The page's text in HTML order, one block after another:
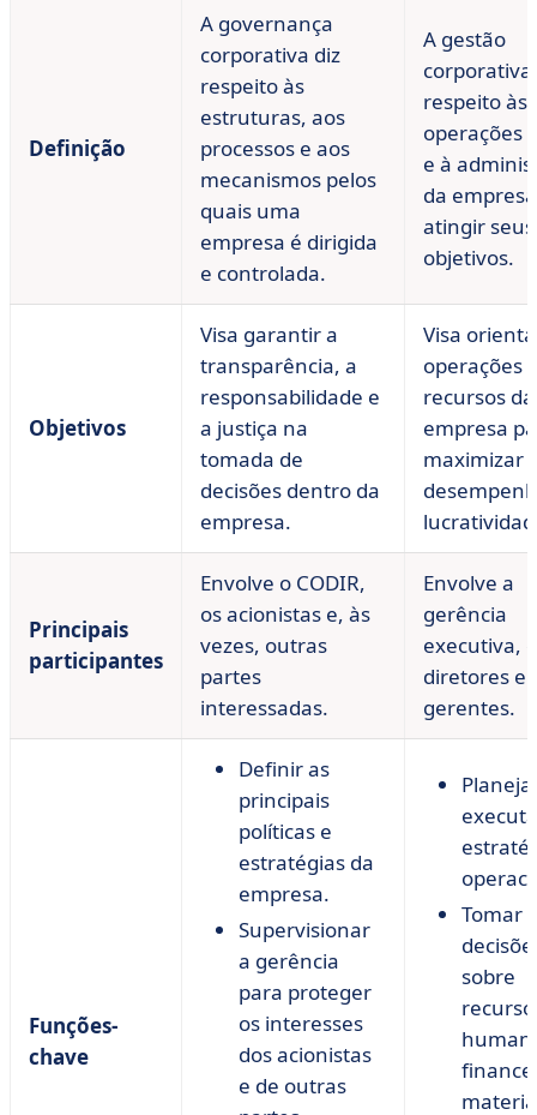
Definição
A governança
corporativa diz
respeito às
estruturas, aos
processos e aos
mecanismos pelos
quais uma
empresa é dirigida
e controlada.
A gestão
corporativa
respeito às
operações
e à
da
atingir seus
objetivos.
Objetivos
Visa garantir a
transparência, a
responsabilidade e
a justiça na
tomada de
decisões dentro da
empresa.
Visa
operações
recursos da
empresa
maximizar
Principais
participantes
Envolve o CODIR,
os acionistas e, às
vezes, outras
partes
interessadas.
Envolve a
gerência
executiva,
diretores e
gerentes.
Funções-
chave
Definir as
principais
políticas e
estratégias da
empresa.
Supervisionar
a gerência
para proteger
os interesses
dos acionistas
e de outras
Tomar
sobre